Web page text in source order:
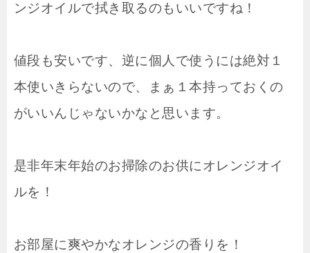
ンジオイルで拭き取るのもいいですね！
値段も安いです、逆に個人で使うには絶対１
本使いきらないので、まぁ１本持っておくの
がいいんじゃないかなと思います。
是非年末年始のお掃除のお供にオレンジオイ
ルを！
お部屋に爽やかなオレンジの香りを！